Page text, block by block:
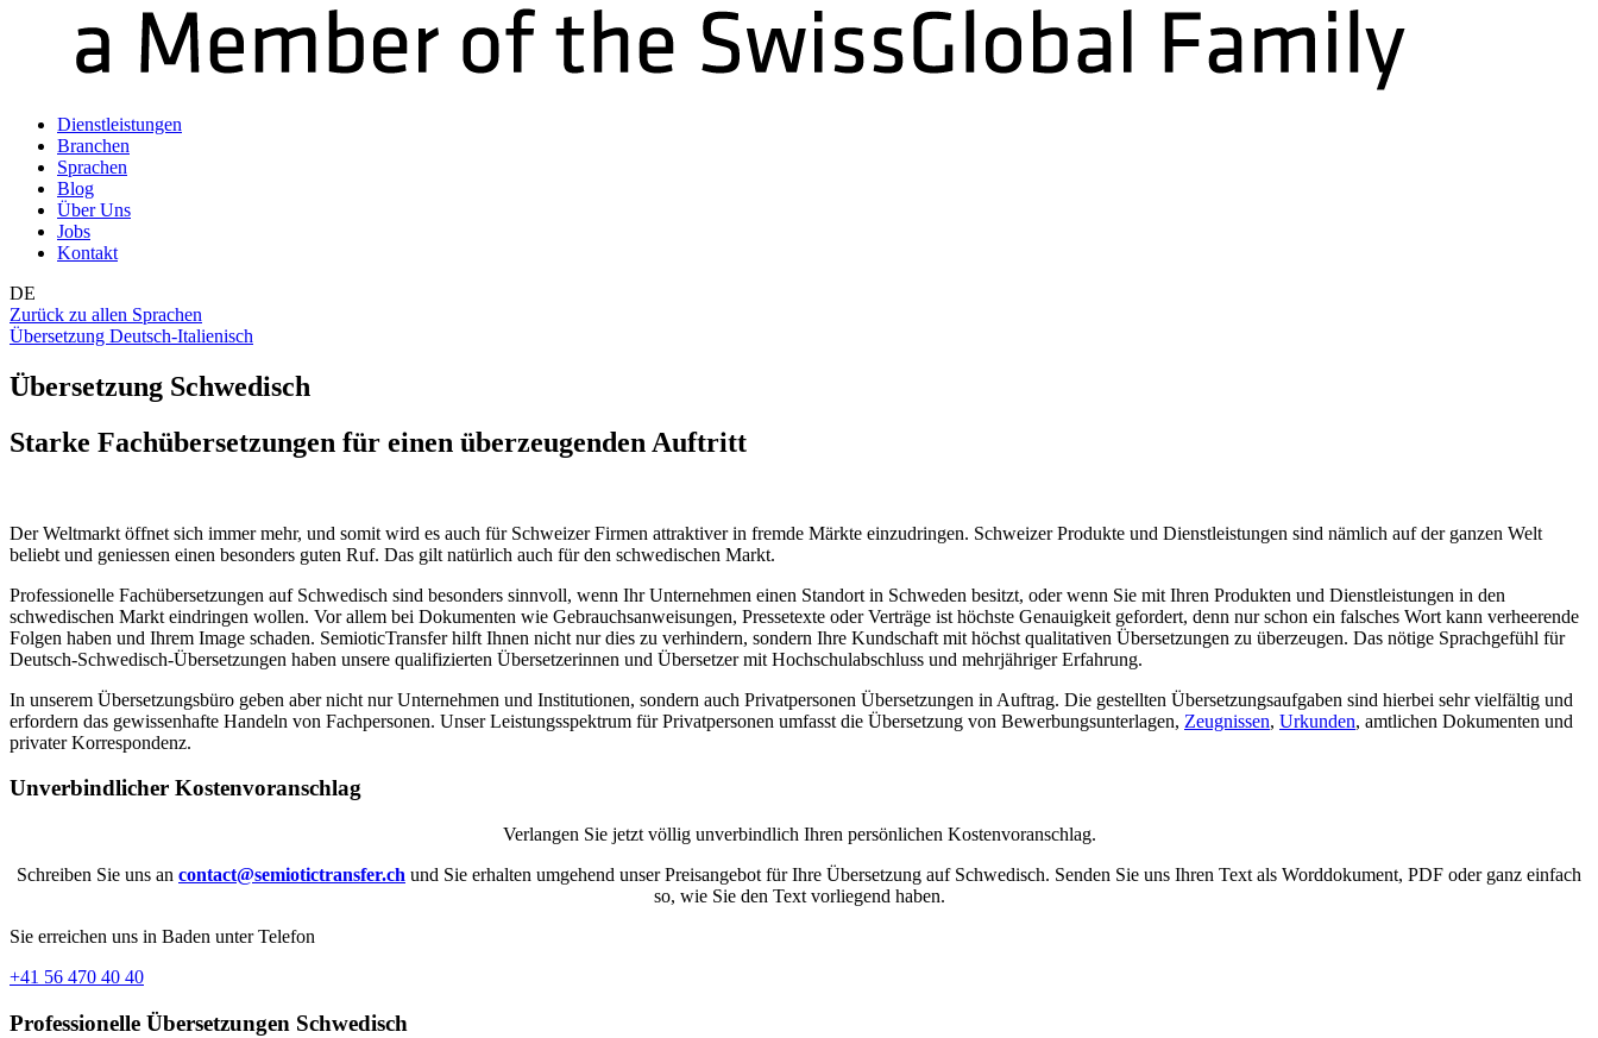
Dienstleistungen
Branchen
Sprachen
Blog
Über Uns
Jobs
Kontakt
DE
Zurück zu allen Sprachen
Übersetzung Deutsch-Italienisch
Übersetzung Schwedisch
Starke Fachübersetzungen für einen überzeugenden Auftritt
Der Weltmarkt öffnet sich immer mehr, und somit wird es auch für Schweizer Firmen attraktiver in fremde Märkte einzudringen. Schweizer Produkte und Dienstleistungen sind nämlich auf der ganzen Welt
beliebt und geniessen einen besonders guten Ruf. Das gilt natürlich auch für den schwedischen Markt.
Professionelle Fachübersetzungen auf Schwedisch sind besonders sinnvoll, wenn Ihr Unternehmen einen Standort in Schweden besitzt, oder wenn Sie mit Ihren Produkten und Dienstleistungen in den
schwedischen Markt eindringen wollen. Vor allem bei Dokumenten wie Gebrauchsanweisungen, Pressetexte oder Verträge ist höchste Genauigkeit gefordert, denn nur schon ein falsches Wort kann verheerende
Folgen haben und Ihrem Image schaden. SemioticTransfer hilft Ihnen nicht nur dies zu verhindern, sondern Ihre Kundschaft mit höchst qualitativen Übersetzungen zu überzeugen. Das nötige Sprachgefühl für
Deutsch-Schwedisch-Übersetzungen haben unsere qualifizierten Übersetzerinnen und Übersetzer mit Hochschulabschluss und mehrjähriger Erfahrung.
In unserem Übersetzungsbüro geben aber nicht nur Unternehmen und Institutionen, sondern auch Privatpersonen Übersetzungen in Auftrag. Die gestellten Übersetzungsaufgaben sind hierbei sehr vielfältig und
erfordern das gewissenhafte Handeln von Fachpersonen. Unser Leistungsspektrum für Privatpersonen umfasst die Übersetzung von Bewerbungsunterlagen, Zeugnissen, Urkunden, amtlichen Dokumenten und
privater Korrespondenz.
Unverbindlicher Kostenvoranschlag
Verlangen Sie jetzt völlig unverbindlich Ihren persönlichen Kostenvoranschlag.
Schreiben Sie uns an contact@semiotictransfer.ch und Sie erhalten umgehend unser Preisangebot für Ihre Übersetzung auf Schwedisch. Senden Sie uns Ihren Text als Worddokument, PDF oder ganz einfach
so, wie Sie den Text vorliegend haben.
Sie erreichen uns in Baden unter Telefon
+41 56 470 40 40
Professionelle Übersetzungen Schwedisch